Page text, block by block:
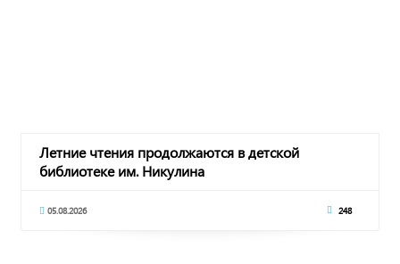
Летние чтения продолжаются в детской
библиотеке им. Никулина
05.08.2026 248